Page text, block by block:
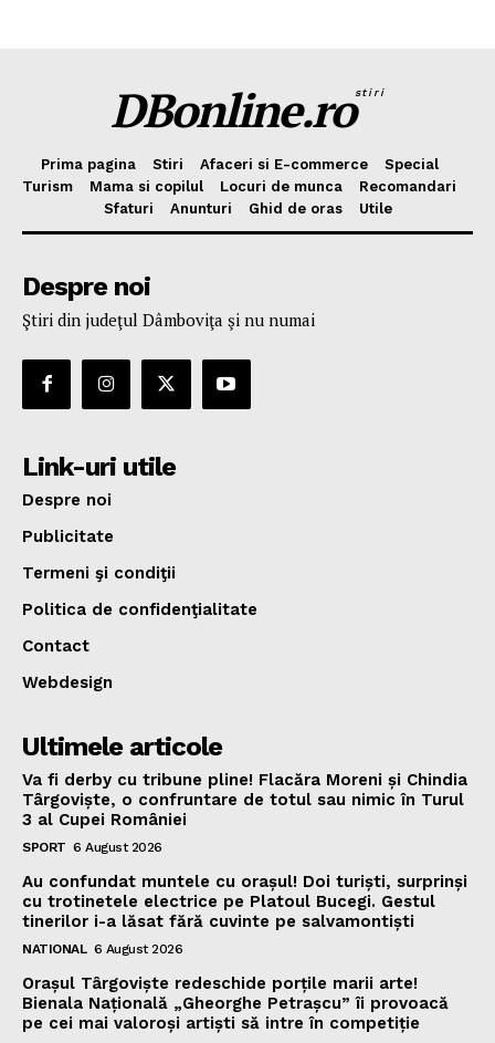
DBonline.rostiri
Prima pagina Stiri Afaceri si E-commerce
Special
Turism
Mama si copilul Locuri de munca
Recomandari
Sfaturi
Anunturi Ghid de oras Utile
Despre noi
Ştiri din judeţul Dâmboviţa şi nu numai
Link-uri utile
Despre noi
Publicitate
Termeni şi condiţii
Politica de confidenţialitate
Contact
Webdesign
Ultimele articole
Va fi derby cu tribune pline! Flacăra Moreni și Chindia
Târgoviște, o confruntare de totul sau nimic în Turul
3 al Cupei României
SPORT 6 August 2026
Au confundat muntele cu orașul! Doi turiști, surprinși
cu trotinetele electrice pe Platoul Bucegi. Gestul
tinerilor i-a lăsat fără cuvinte pe salvamontiști
NATIONAL 6 August 2026
Orașul Târgoviște redeschide porțile marii arte!
Bienala Națională „Gheorghe Petrașcu” îi provoacă
pe cei mai valoroși artiști să intre în competiție